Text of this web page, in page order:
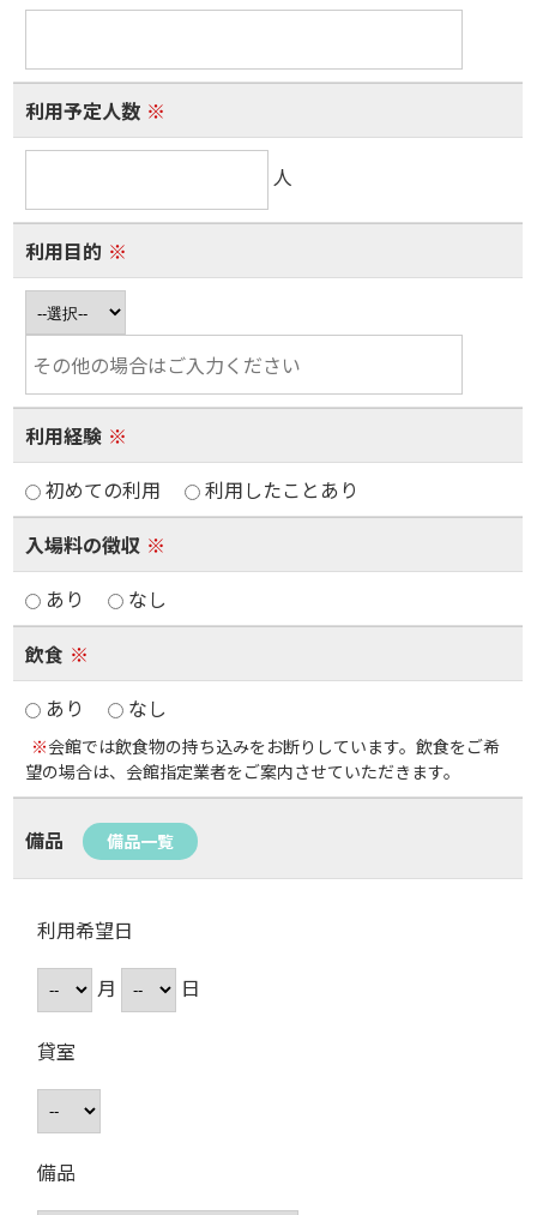
利用予定人数 ※
人
利用目的 ※
利用経験 ※
初めての利用
利用したことあり
入場料の徴収 ※
あり
なし
飲食 ※
あり
なし
※会館では飲食物の持ち込みをお断りしています。飲食をご希
望の場合は、会館指定業者をご案内させていただきます。
備品 備品一覧
利用希望日
月
日
貸室
備品